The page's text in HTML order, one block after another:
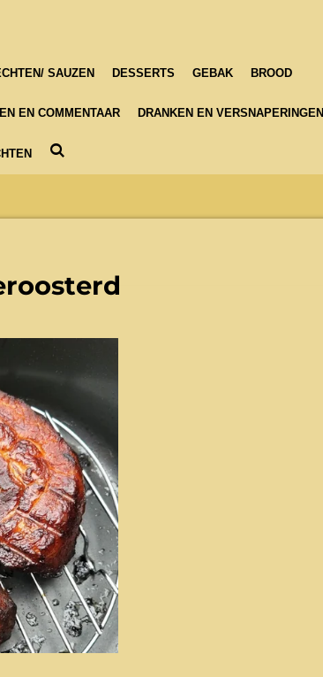
SAUZEN DESSERTS GEBAK BROOD
EN COMMENTAAR DRANKEN EN VERSNAPERINGEN